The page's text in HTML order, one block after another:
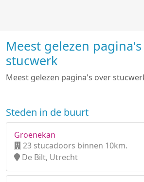
Meest gelezen
stucwerk
Meest gelezen pagina's over
Steden in de buurt
Groenekan
23 stucadoors binnen 10km.
De Bilt, Utrecht